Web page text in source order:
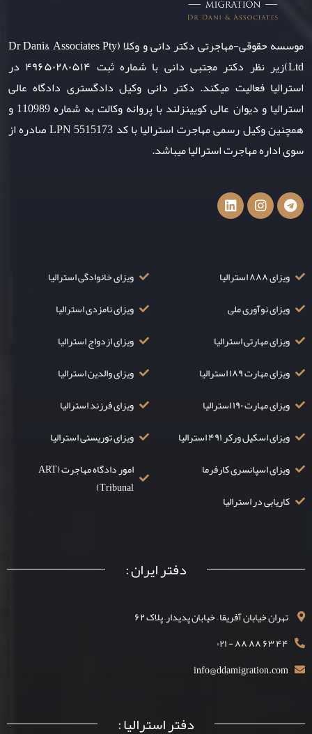
موسسه حقوقی-مهاجرتی دکتر دانی و وکلا (Dr Dani& Associates Pty
Ltd)زیر نظر دکتر مجتبی دانی با شماره ثبت ۴۹۶۵۰۲۸۰۵۱۴ در
استرالیا فعالیت میکند. دکتر دانی وکیل دادگستری دادگاه عالی
استرالیا و دیوان عالی کویینزلند با پروانه وکالت به شماره 110989 و
همچنین وکیل رسمی مهاجرت استرالیا با کد LPN 5515173 صادره از
سوی اداره مهاجرت استرالیا میباشد.
ویزای ۸۸۸ استرالیا
ویزای نوآوری ملی
ویزای مهارتی استرالیا
ویزای مهارت ۱۸۹ استرالیا
ویزای مهارت ۱۹۰ استرالیا
ویزای اسکیل ورکر ۴۹۱ استرالیا
ویزای اسپانسری کارفرما
کاریابی در استرالیا
ویزای خانوادگی استرالیا
ویزای نامزدی استرالیا
ویزای ازدواج استرالیا
ویزای والدین استرالیا
ویزای فرزند استرالیا
ویزای توریستی استرالیا
امور دادگاه مهاجرت (ART
Tribunal)
دفتر ایران :
تهران خیابان آفریقا – خیابان پدیدار– پلاک ۶۲
۴۴ ۶۳ ۸۸ ۸۸ - ۰۲۱
info@ddamigration.com
دفتر استرالیا :